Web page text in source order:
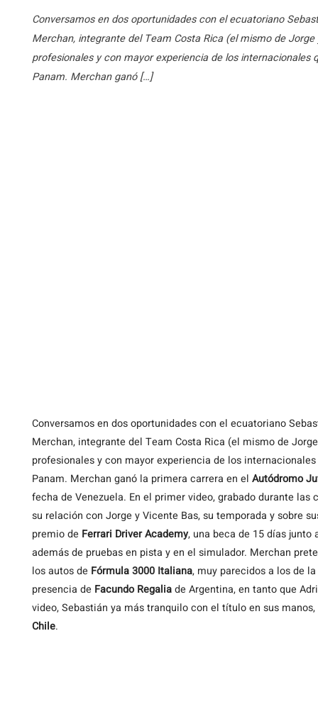
Conversamos en dos oportunidades con el ecuatoriano
Merchan, integrante del Team Costa Rica (el mismo de
profesionales y con mayor experiencia de los internacionales
Panam. Merchan ganó […]
Conversamosen dos oportunidades con el ecuatoriano
Merchan, integrante del Team Costa Rica (el mismo de
profesionales y con mayor experiencia de los
Panam. Merchan ganó la primera carrera en el Autódromo
fecha de Venezuela. En el primer video, grabado durante
su relación con Jorge y Vicente Bas, su temporada y sobre
premio de Ferrari Driver Academy, una beca de 15 días
además de pruebas en pista y en el simulador. Merchan
los autos de Fórmula 3000 Italiana, muy parecidos a los de
presencia de Facundo Regaliade Argentina, en tanto que
video, Sebastián ya más tranquilo con el título en sus
Chile.